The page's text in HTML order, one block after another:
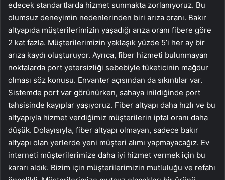
edecek standartlarda hizmet sunmakta zorlanıyoruz. Bu
olumsuz deneyimin nedenlerinden biri arıza oranı. Bakır
altyapıda müşterilerimizin yaşadığı arıza oranı fibere göre
2 kat fazla. Müşterilerimizin yaklaşık yüzde 5’i her ay bir
arıza kaydı oluşturuyor. Ayrıca, fiber hizmeti bulunmayan
noktalarda port yetersizliği sebebiyle tüketicinin mağdur
olması söz konusu. Envanter açısından da sıkıntılar var.
Sistemde port var görünürken, sahaya inildiğinde port
tahsisinde kayıplar yaşıyoruz. Fiber altyapı daha hızlı ve bu
altyapıyla hizmet verdiğimiz müşterilerin iptal oranı daha
düşük. Dolayısıyla, fiber altyapı olmayan, sadece bakır
altyapı olan yerlerde yeni müşteri alımı yapmayacağız. Ev
interneti müşterilerimize daha iyi hizmet vermek için bu
kararı aldık. Bizim için müşterilerimizin mutluluğu ve refahı